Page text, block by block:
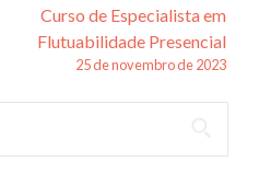
Curso de Especialista em
Flutuabilidade Presencial
25 de novembro de 2023